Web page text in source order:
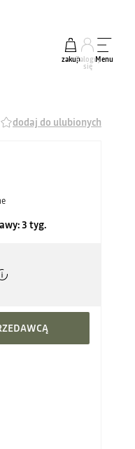
zakupZaloguj
się
Menu
dodaj do ulubionych
3 tyg.